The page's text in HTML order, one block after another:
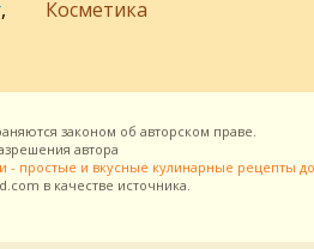
,
Косметика
законом об авторском праве.
автора
- простые и вкусные кулинарные рецепты
в качестве источника.